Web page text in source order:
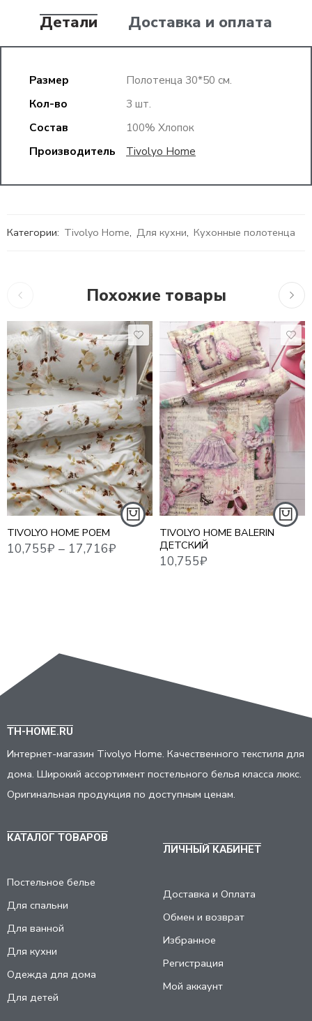
Детали Доставка и оплата
Размер
Полотенца 30*50 см.
Кол-во
3 шт.
Состав
100% Хлопок
Производитель
Tivolyo Home
Категории: Tivolyo Home, Для кухни, Кухонные полотенца
Похожие товары
TIVOLYO HOME POEM
10,755₽–17,716₽
1,5 СПАЛЬНЫЙ
ЕВРО
ЕВРО MAXI
СЕМЕЙНЫЙ
TIVOLYO HOME BALERIN
ДЕТСКИЙ
10,755₽
TH-HOME.RU
Интернет-магазин Tivolyo Home. Качественного текстиля для
дома. Широкий ассортимент постельного белья класса люкс.
Оригинальная продукция по доступным ценам.
КАТАЛОГ ТОВАРОВ
Постельное белье
Для спальни
Для ванной
Для кухни
Одежда для дома
Для детей
ЛИЧНЫЙ КАБИНЕТ
Доставка и Оплата
Обмен и возврат
Избранное
Регистрация
Мой аккаунт